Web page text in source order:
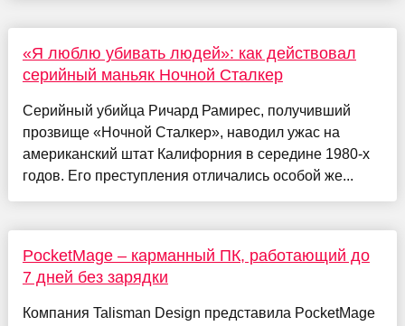
«Я люблю убивать людей»: как действовал
серийный маньяк Ночной Сталкер
Серийный убийца Ричард Рамирес, получивший
прозвище «Ночной Сталкер», наводил ужас на
американский штат Калифорния в середине 1980-х
годов. Его преступления отличались особой же...
PocketMage – карманный ПК, работающий до
7 дней без зарядки
Компания Talisman Design представила PocketMage